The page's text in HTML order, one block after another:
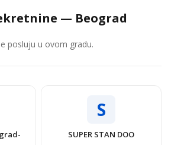
— Beograd
posluju u ovom gradu.
S
SUPER STAN DOO